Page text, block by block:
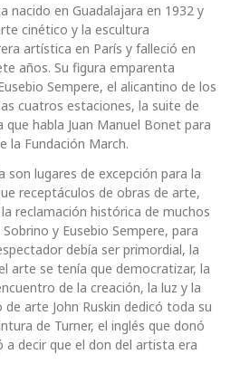
nacido en Guadalajara en 1932 y
cinético y la escultura
artística en París y falleció en
años. Su figura emparenta
Sempere, el alicantino de los
cuatros estaciones, la suite de
que habla Juan Manuel Bonet para
la Fundación March.
son lugares de excepción para la
receptáculos de obras de arte,
reclamación histórica de muchos
y Eusebio Sempere, para
debía ser primordial, la
arte se tenía que democratizar, la
de la creación, la luz y la
de arte John Ruskin dedicó toda su
de Turner, el inglés que donó
a decir que el don del artista era